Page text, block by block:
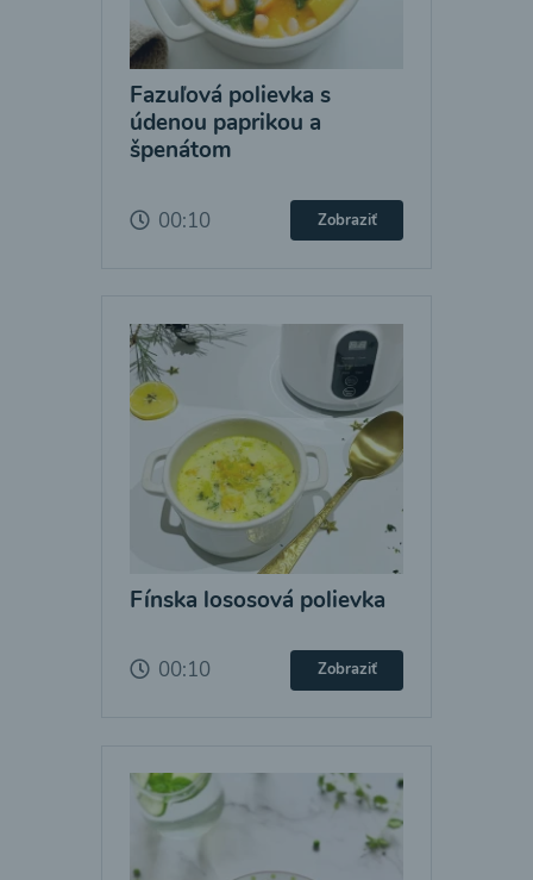
Fazuľová polievka s
údenou paprikou a
špenátom
00:10 Zobraziť
Fínska lososová polievka
00:10 Zobraziť